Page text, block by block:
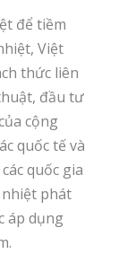
để tiềm
Việt
thức liên
đầu tư
cộng
quốc tế và
quốc gia
phát
áp dụng